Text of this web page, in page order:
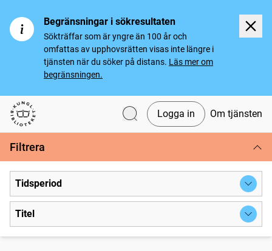
Begränsningar i sökresultaten
Sökträffar som är yngre än 100 år och
omfattas av upphovsrätten visas inte längre i
tjänsten när du söker på distans. Läs mer om
begränsningen.
Svenska tidningar
Logga in Om tjänsten
Filtrera
Tidsperiod
Titel